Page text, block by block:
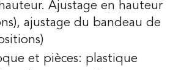
Ajustage en hauteur
ajustage du bandeau de
et pièces: plastique